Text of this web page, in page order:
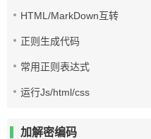
HTML/MarkDown互转
正则生成代码
常用正则表达式
运行Js/html/css
加解密编码